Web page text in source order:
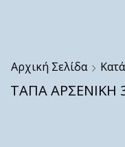
Αρχική Σελίδα
ΤΑΠΑ ΑΡΣΕΝΙΚΗ